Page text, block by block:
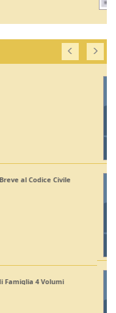
Proc Civile, Proc Penale
2026 - Esame Avvocato